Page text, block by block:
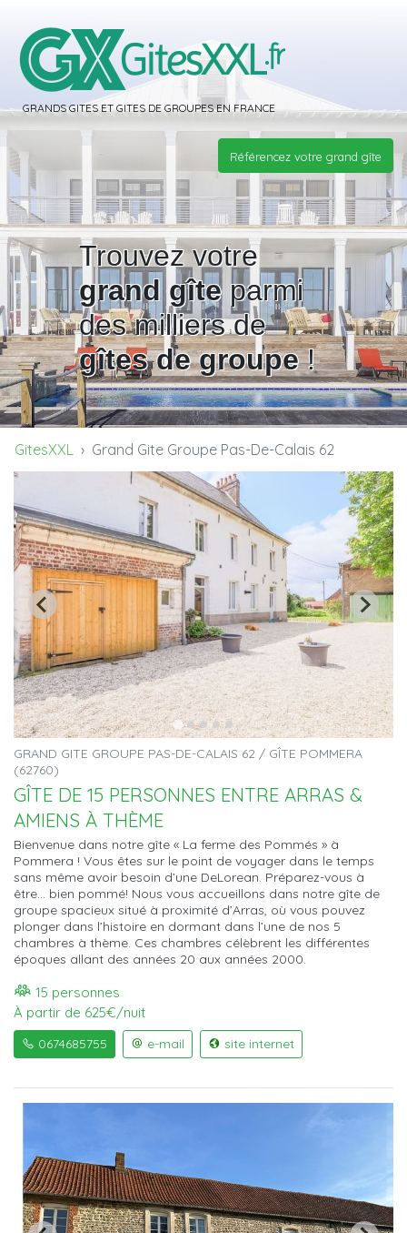
GRANDS GITES ET GITES DE GROUPES EN FRANCE
Référencez votre grand gîte
Trouvez votre
grand gîteparmi
des milliers de
gîtes de groupe!
GitesXXL Grand Gite Groupe Pas-De-Calais 62
GRAND GITE GROUPE PAS-DE-CALAIS 62 / GÎTE POMMERA
(62760)
GÎTE DE 15 PERSONNES ENTRE ARRAS &
AMIENS À THÈME
Bienvenue dans notre gîte « La ferme des Pommés » à
Pommera ! Vous êtes sur le point de voyager dans le temps
sans même avoir besoin d’une DeLorean. Préparez-vous à
être... bien pommé! Nous vous accueillons dans notre gîte de
groupe spacieux situé à proximité d’Arras, où vous pouvez
plonger dans l’histoire en dormant dans l’une de nos 5
chambres à thème. Ces chambres célèbrent les différentes
époques allant des années 20 aux années 2000.
15 personnes
À partir de 625€/nuit
0674685755 e-mail site internet